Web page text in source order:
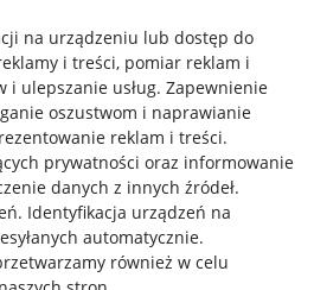
na urządzeniu lub dostęp do
i treści, pomiar reklam i
i ulepszanie usług. Zapewnienie
oszustwom i naprawianie
reklam i treści.
prywatności oraz informowanie
danych z innych źródeł.
. Identyfikacja urządzeń na
automatycznie.
również w celu